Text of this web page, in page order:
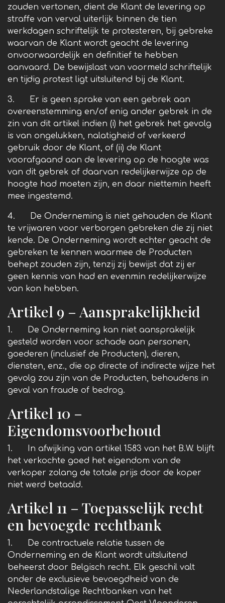
zouden vertonen, dient de Klant de levering op
straffe van verval uiterlijk binnen de tien
werkdagen schriftelijk te protesteren, bij gebreke
waarvan de Klant wordt geacht de levering
onvoorwaardelijk en definitief te hebben
aanvaard. De bewijslast van voormeld schriftelijk
en tijdig protest ligt uitsluitend bij de Klant.
3. Er is geen sprake van een gebrek aan
overeenstemming en/of enig ander gebrek in de
zin van dit artikel indien (i) het gebrek het gevolg
is van ongelukken, nalatigheid of verkeerd
gebruik door de Klant, of (ii) de Klant
voorafgaand aan de levering op de hoogte was
van dit gebrek of daarvan redelijkerwijze op de
hoogte had moeten zijn, en daar niettemin heeft
mee ingestemd.
4. De Onderneming is niet gehouden de Klant
te vrijwaren voor verborgen gebreken die zij niet
kende. De Onderneming wordt echter geacht de
gebreken te kennen waarmee de Producten
behept zouden zijn, tenzij zij bewijst dat zij er
geen kennis van had en evenmin redelijkerwijze
van kon hebben.
Artikel 9 – Aansprakelijkheid
1. De Onderneming kan niet aansprakelijk
gesteld worden voor schade aan personen,
goederen (inclusief de Producten), dieren,
diensten, enz., die op directe of indirecte wijze het
gevolg zou zijn van de Producten, behoudens in
geval van fraude of bedrog.
Artikel 10 –
Eigendomsvoorbehoud
1. In afwijking van artikel 1583 van het B.W. blijft
het verkochte goed het eigendom van de
verkoper zolang de totale prijs door de koper
niet werd betaald.
Artikel 11 – Toepasselijk recht
en bevoegde rechtbank
1. De contractuele relatie tussen de
Onderneming en de Klant wordt uitsluitend
beheerst door Belgisch recht. Elk geschil valt
onder de exclusieve bevoegdheid van de
Nederlandstalige Rechtbanken van het